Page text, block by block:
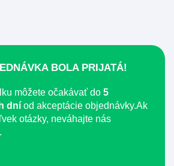
BOLA PRIJATÁ!
môžete očakávať do 5
dníod akceptácie objednávky.Ak
otázky, neváhajte nás